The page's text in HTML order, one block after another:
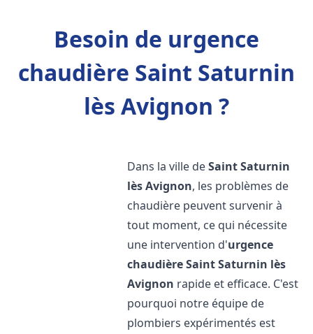
Besoin de urgence
chaudière Saint Saturnin
lès Avignon ?
Dans la ville deSaint Saturnin
lès Avignon, les problèmes de
chaudière peuvent survenir à
tout moment, ce qui nécessite
une intervention d'urgence
chaudièreSaint Saturnin lès
Avignon rapide et efficace. C'est
pourquoi notre équipe de
plombiers expérimentés est